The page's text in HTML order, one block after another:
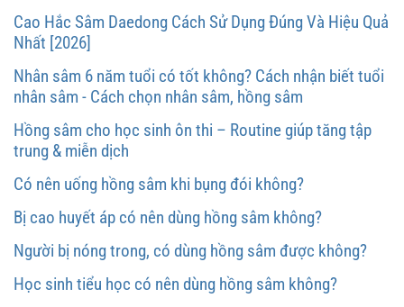
Cao Hắc Sâm Daedong Cách Sử Dụng Đúng Và Hiệu Quả
Nhất [2026]
Nhân sâm 6 năm tuổi có tốt không? Cách nhận biết tuổi
nhân sâm - Cách chọn nhân sâm, hồng sâm
Hồng sâm cho học sinh ôn thi – Routine giúp tăng tập
trung & miễn dịch
Có nên uống hồng sâm khi bụng đói không?
Bị cao huyết áp có nên dùng hồng sâm không?
Người bị nóng trong, có dùng hồng sâm được không?
Học sinh tiểu học có nên dùng hồng sâm không?